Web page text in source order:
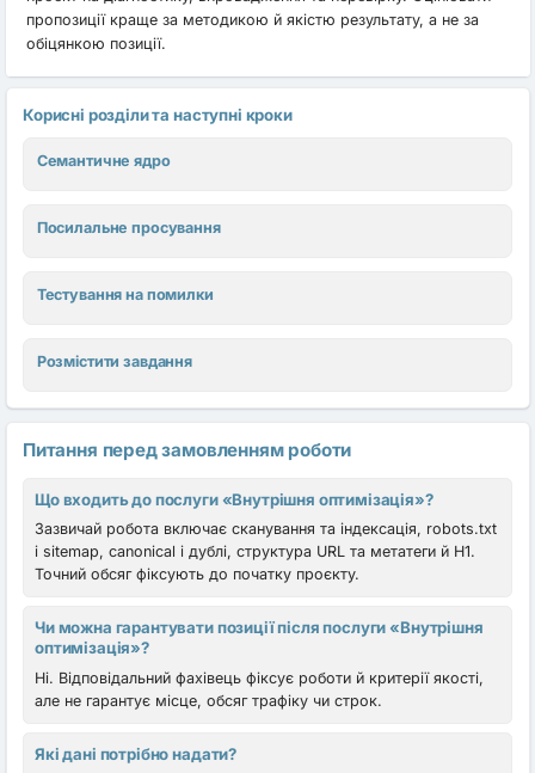
пропозиції краще за методикою й якістю результату, а не за
обіцянкою позиції.
Корисні розділи та наступні кроки
Семантичне ядро
Посилальне просування
Тестування на помилки
Розмістити завдання
Питання перед замовленням роботи
Що входить до послуги «Внутрішня оптимізація»?
Зазвичай робота включає сканування та індексація, robots.txt
і sitemap, canonical і дублі, структура URL та метатеги й H1.
Точний обсяг фіксують до початку проєкту.
Чи можна гарантувати позиції після послуги «Внутрішня
оптимізація»?
Ні. Відповідальний фахівець фіксує роботи й критерії якості,
але не гарантує місце, обсяг трафіку чи строк.
Які дані потрібно надати?